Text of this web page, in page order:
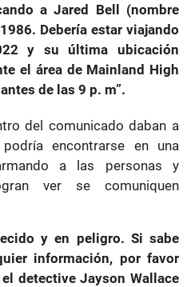
a Jared Bell (nombre
Debería estar viajando
y su última ubicación
el área de Mainland High
de las 9 p. m”.
del comunicado daban a
podría encontrarse en una
a las personas y
ver se comuniquen
y en peligro. Si sabe
información, por favor
detective Jayson Wallace